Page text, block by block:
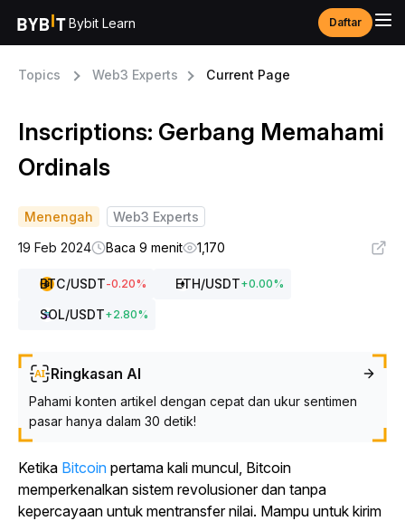
Bybit Learn Daftar
Topics Web3 Experts Current Page
Inscriptions: Gerbang Memahami
Ordinals
Menengah
Web3 Experts
19 Feb 2024
Baca 9 menit 1,170
BTC/USDT-0.20% ETH/USDT+0.00%
SOL/USDT+2.80%
Ringkasan AI
Pahami konten artikel dengan cepat dan ukur sentimen
pasar hanya dalam 30 detik!
Ketika Bitcoin pertama kali muncul, Bitcoin
memperkenalkan sistem revolusioner dan tanpa
kepercayaan untuk mentransfer nilai. Mampu untuk kirim